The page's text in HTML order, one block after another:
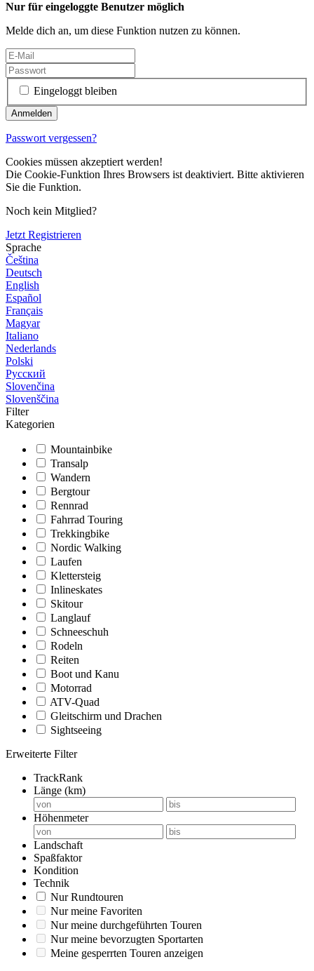
Nur für eingeloggte Benutzer möglich
Melde dich an, um diese Funktion nutzen zu können.
Eingeloggt bleiben
Passwort vergessen?
Cookies müssen akzeptiert werden!
Die Cookie-Funktion Ihres Browsers ist deaktiviert. Bitte aktivieren
Sie die Funktion.
Noch kein Mitglied?
Jetzt Registrieren
Sprache
Čeština
Deutsch
English
Español
Français
Magyar
Italiano
Nederlands
Polski
Русский
Slovenčina
Slovenščina
Filter
Kategorien
Mountainbike
Transalp
Wandern
Bergtour
Rennrad
Fahrrad Touring
Trekkingbike
Nordic Walking
Laufen
Klettersteig
Inlineskates
Skitour
Langlauf
Schneeschuh
Rodeln
Reiten
Boot und Kanu
Motorrad
ATV-Quad
Gleitschirm und Drachen
Sightseeing
Erweiterte Filter
TrackRank
Länge (km)
Höhenmeter
Landschaft
Spaßfaktor
Kondition
Technik
Nur Rundtouren
Nur meine Favoriten
Nur meine durchgeführten Touren
Nur meine bevorzugten Sportarten
Meine gesperrten Touren anzeigen